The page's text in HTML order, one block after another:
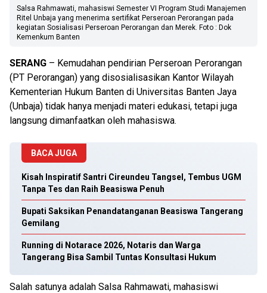
Salsa Rahmawati, mahasiswi Semester VI Program Studi Manajemen
Ritel Unbaja yang menerima sertifikat Perseroan Perorangan pada
kegiatan Sosialisasi Perseroan Perorangan dan Merek. Foto : Dok
Kemenkum Banten
SERANG – Kemudahan pendirian Perseroan Perorangan
(PT Perorangan) yang disosialisasikan Kantor Wilayah
Kementerian Hukum Banten di Universitas Banten Jaya
(Unbaja) tidak hanya menjadi materi edukasi, tetapi juga
langsung dimanfaatkan oleh mahasiswa.
BACA JUGA
Kisah Inspiratif Santri Cireundeu Tangsel, Tembus UGM
Tanpa Tes dan Raih Beasiswa Penuh
Bupati Saksikan Penandatanganan Beasiswa Tangerang
Gemilang
Running di Notarace 2026, Notaris dan Warga
Tangerang Bisa Sambil Tuntas Konsultasi Hukum
Salah satunya adalah Salsa Rahmawati, mahasiswi